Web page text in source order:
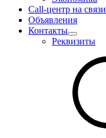
Call-центр на связи
Объявления
Контакты
Реквизиты